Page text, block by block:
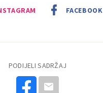
FACEBOOK
PODIJELI SADRŽAJ